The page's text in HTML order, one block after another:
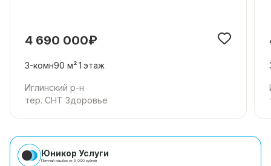
4 690 000₽
3-комн90 м²1 этаж
Иглинский р-н
тер. СНТ Здоровье
Юникор Услуги
Получай кешбэк от 5 000 рублей